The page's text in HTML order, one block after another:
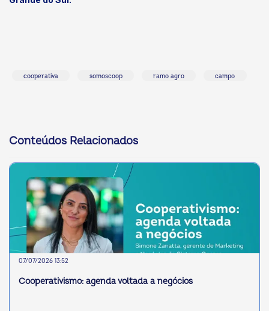
cooperativa somoscoop ramo agro campo
Conteúdos Relacionados
07/07/2026 13:52
Cooperativismo: agenda voltada a negócios